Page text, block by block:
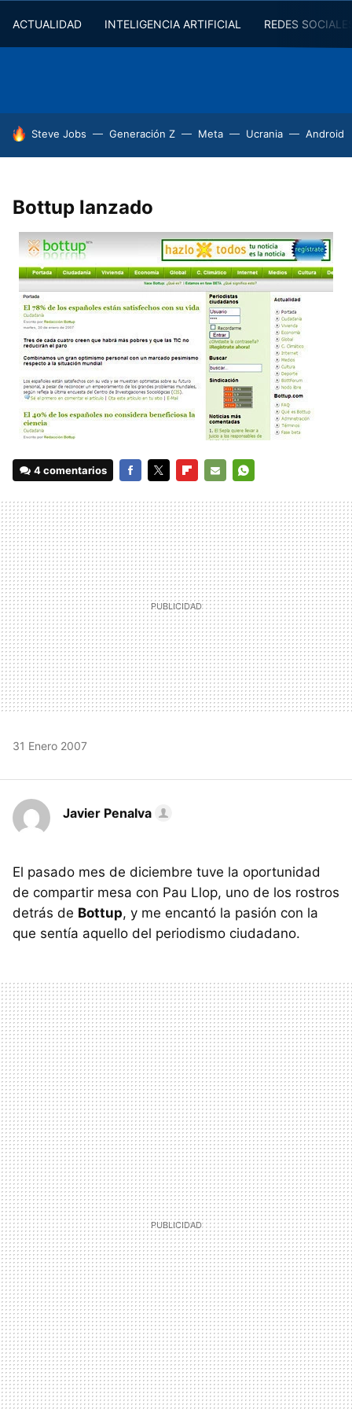
ACTUALIDAD INTELIGENCIA ARTIFICIAL REDES
HOY SE HABLA DE
Steve Jobs Generación Z Meta Ucrania Android
Bottup lanzado
4 comentarios
MAIL
31 Enero 2007
Javier Penalva
El pasado mes de diciembre tuve la oportunidad
de compartir mesa con Pau Llop, uno de los rostros
detrás de Bottup, y me encantó la pasión con la
que sentía aquello del periodismo ciudadano.